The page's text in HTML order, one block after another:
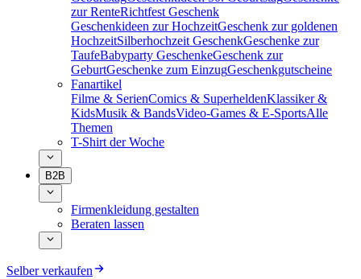
zur RenteRichtfest Geschenk
Geschenkideen zur HochzeitGeschenk zur goldenen
HochzeitSilberhochzeit GeschenkGeschenke zur
TaufeBabyparty GeschenkeGeschenk zur
GeburtGeschenke zum EinzugGeschenkgutscheine
Fanartikel
Filme & SerienComics & SuperheldenKlassiker &
KidsMusik & BandsVideo-Games & E-SportsAlle
Themen
T-Shirt der Woche
B2B
Firmenkleidung gestalten
Beraten lassen
Selber verkaufen